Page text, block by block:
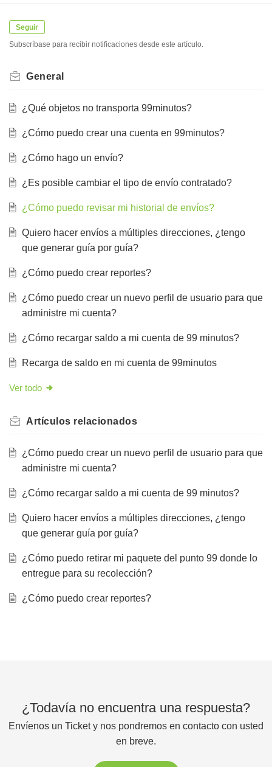
Seguir
Subscríbase para recibir notificaciones desde este artículo.
General
¿Qué objetos no transporta 99minutos?
¿Cómo puedo crear una cuenta en 99minutos?
¿Cómo hago un envío?
¿Es posible cambiar el tipo de envío contratado?
¿Cómo puedo revisar mi historial de envíos?
Quiero hacer envíos a múltiples direcciones, ¿tengo
que generar guía por guía?
¿Cómo puedo crear reportes?
¿Cómo puedo crear un nuevo perfil de usuario para que
administre mi cuenta?
¿Cómo recargar saldo a mi cuenta de 99 minutos?
Recarga de saldo en mi cuenta de 99minutos
Ver todo
Artículos relacionados
¿Cómo puedo crear un nuevo perfil de usuario para que
administre mi cuenta?
¿Cómo recargar saldo a mi cuenta de 99 minutos?
Quiero hacer envíos a múltiples direcciones, ¿tengo
que generar guía por guía?
¿Cómo puedo retirar mi paquete del punto 99 donde lo
entregue para su recolección?
¿Cómo puedo crear reportes?
¿Todavía no encuentra una respuesta?
Envíenos un Ticket y nos pondremos en contacto con usted
en breve.